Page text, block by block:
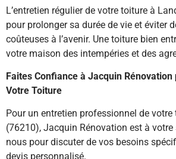
L’entretien régulier de votre toiture à
pour prolonger sa durée de vie et éviter
coûteuses à l’avenir. Une toiture bien
votre maison des intempéries et des
Faites Confiance à Jacquin Rénovation
Votre Toiture
Pour un entretien professionnel de
(76210), Jacquin Rénovation est à votre
nous pour discuter de vos besoins
devis personnalisé.